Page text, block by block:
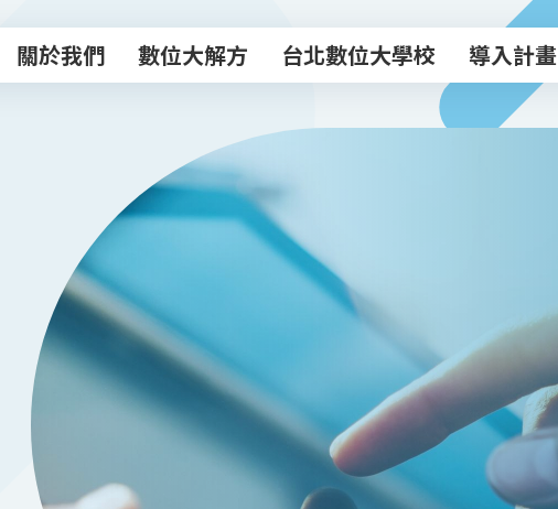
關於我們
數位大解方
數位轉型諮商室
專業顧問團
台北數位大學校
導入計畫
導入計畫